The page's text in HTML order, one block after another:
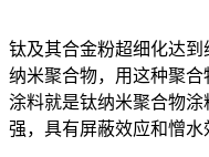
钛及其合金粉超细化达
纳米聚合物，用这种聚
涂料就是钛纳米聚合物涂
强，具有屏蔽效应和憎水